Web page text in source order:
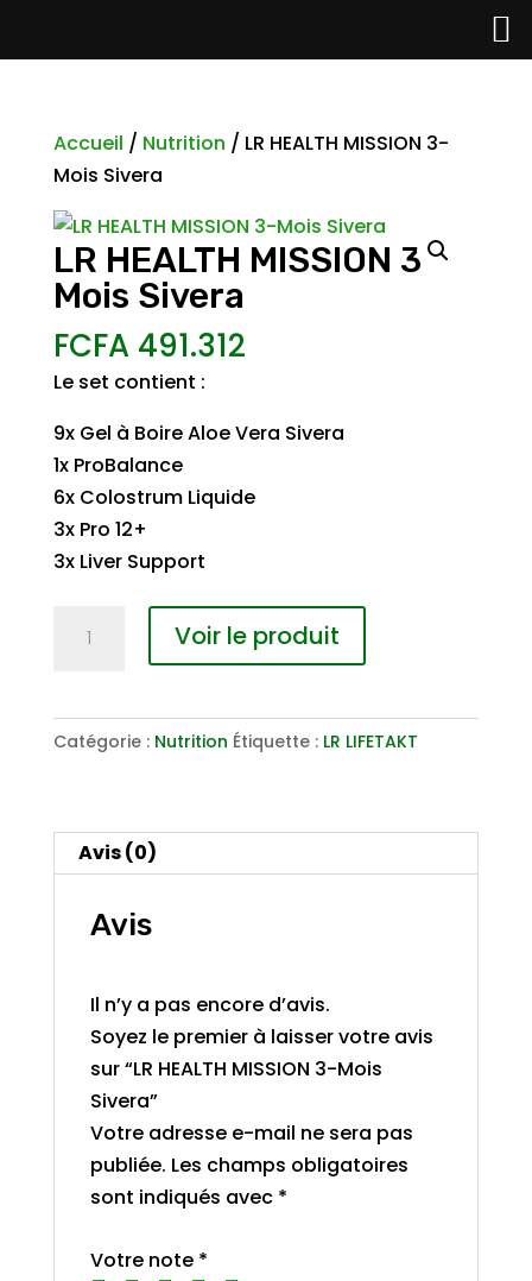
Accueil / Nutrition / LR HEALTH MISSION 3-
Mois Sivera
LR HEALTH MISSION 3-
Mois Sivera
FCFA491.312
Le set contient :
9x Gel à Boire Aloe Vera Sivera
1x ProBalance
6x Colostrum Liquide
3x Pro 12+
3x Liver Support
HEALTH
MISSION
Sivera
Voir le produit
Catégorie : Nutrition Étiquette : LR LIFETAKT
Avis (0)
Avis
Il n’y a pas encore d’avis.
Soyez le premier à laisser votre avis
sur “LR HEALTH MISSION 3-Mois
Sivera”
Votre adresse e-mail ne sera pas
publiée. Les champs obligatoires
sont indiqués avec *
Votre note *